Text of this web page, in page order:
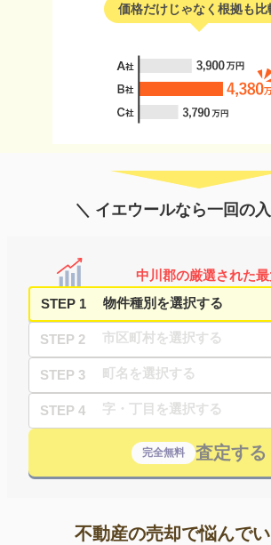
価格だけじゃなく根拠も比
＼ イエウールなら一回の
中川郡の厳選された
STEP 1
STEP 2
STEP 3
STEP 4
完全無料 査定する
不動産の売却で悩んで